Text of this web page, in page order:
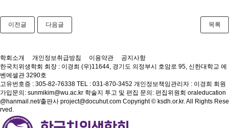
이전글 다음글 목록
학회소개 개인정보취급방침 이용약관
공지사항
한국치위생학회 회장 : 이경희 (우)11644, 경기도 의정부시 호암로 95, 신한대학교 에
벤에셀관 3290호
고유번호증 : 305-82-76338 TEL : 031-870-3452 개인정보책임관리자 : 이경희 회원
가입문의: sunmikim@wu.ac.kr 학술지 투고 및 편집 문의: 편집위원회 oraleducation
@hanmail.net/출판사 project@docuhut.com Copyright © ksdh.or.kr. All Rights Rese
rved.